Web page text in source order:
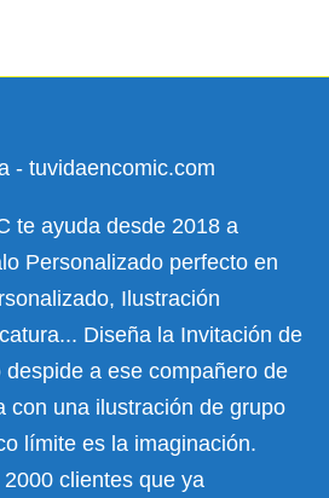
te ayuda desde 2018 a
Personalizado perfecto en
Ilustración
Diseña la Invitación de
despide a ese compañero de
con una ilustración de grupo
límite es la imaginación.
clientes que ya